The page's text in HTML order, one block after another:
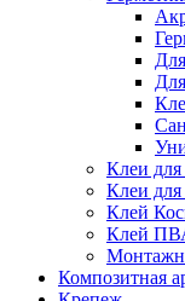
Клеи
Клеи для
Клей
Клей
Композитная